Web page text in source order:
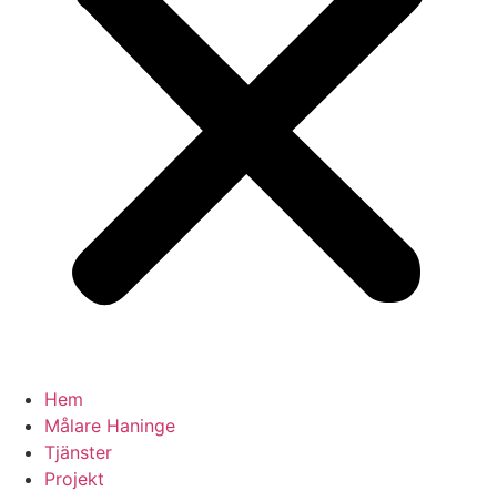
Hem
Målare Haninge
Tjänster
Projekt